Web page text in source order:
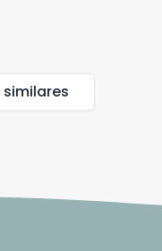
similares